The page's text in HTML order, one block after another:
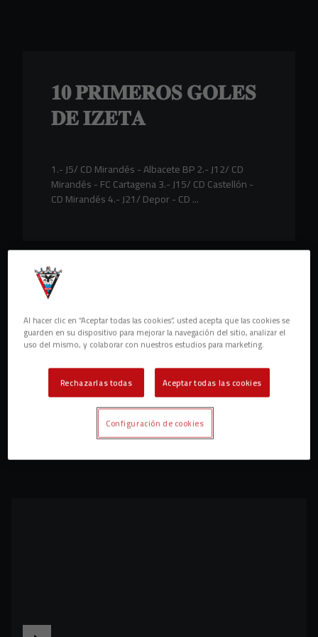
𝟏𝟎 𝐏𝐑𝐈𝐌𝐄𝐑𝐎𝐒 𝐆𝐎𝐋𝐄𝐒
𝐃𝐄 𝐈𝐙𝐄𝐓𝐀
1.- J5/ CD Mirandés - Albacete BP 2.- J12/ CD
Mirandés - FC Cartagena 3.- J15/ CD Castellón -
CD Mirandés 4.- J21/ Depor - CD ...
Al hacer clic en “Aceptar todas las cookies”, usted acepta que las cookies se
guarden en su dispositivo para mejorar la navegación del sitio, analizar el
uso del mismo, y colaborar con nuestros estudios para marketing.
Rechazarlas todas Aceptar todas las cookies
Configuración de cookies